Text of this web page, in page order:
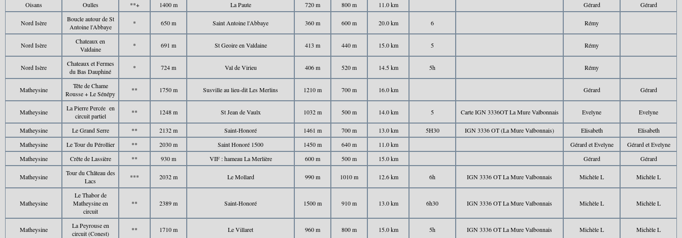
Oisans Oulles **+ 1400 m La Paute 720 m 800 m 11.0 km Gérard Gérard
Nord Isère
Boucle autour de St
Antoine l'Abbaye
* 650 m Saint Antoine l'Abbaye 360 m 600 m 20.0 km 6 Rémy
Nord Isère
Chateaux en
Valdaine
* 691 m St Geoire en Valdaine 413 m 440 m 15.0 km 5 Rémy
Nord Isère
Chateaux et Fermes
du Bas Dauphiné
* 724 m Val de Virieu 406 m 520 m 14.5 km 5h Rémy
Matheysine
Tête de Chame
Rousse + Le Sénépy
** 1750 m Susville au lieu-dit Les Merlins 1210 m 700 m 16.0 km Gérard Gérard
Matheysine
La Pierre Percée en
circuit partiel
** 1248 m St Jean de Vaulx 1032 m 500 m 14.0 km 5 Carte IGN 3336OT La Mure Valbonnais Evelyne Evelyne
Matheysine Le Grand Serre ** 2132 m Saint-Honoré 1461 m 700 m 13.0 km 5H30 IGN 3336 OT (La Mure Valbonnais) Elisabeth
Elisabeth
Matheysine
Le Tour du Pérollier ** 2030 m Saint Honoré 1500 1450 m 640 m 11.0 km Gérard et Evelyne
Gérard et Evelyne
Matheysine
Crête de Lassière ** 930 m VIF : hameau La Merlière 600 m 500 m 15.0 km Gérard Gérard
Matheysine
Tour du Château des
Lacs
*** 2032 m Le Mollard 990 m 1010 m 12.6 km 6h IGN 3336 OT La Mure Valbonnais Michèle L Michèle L
Matheysine
Le Thabor de
Matheysine en
circuit
** 2389 m Saint-Honoré 1500 m 910 m 13.0 km 6h30 IGN 3336 OT La Mure Valbonnais Michèle L Michèle L
Matheysine
La Peyrouse en
circuit (Conest)
** 1710 m Le Villaret 960 m 800 m 15.0 km 5h IGN 3336 OT La Mure Valbonnais Michèle L Michèle L